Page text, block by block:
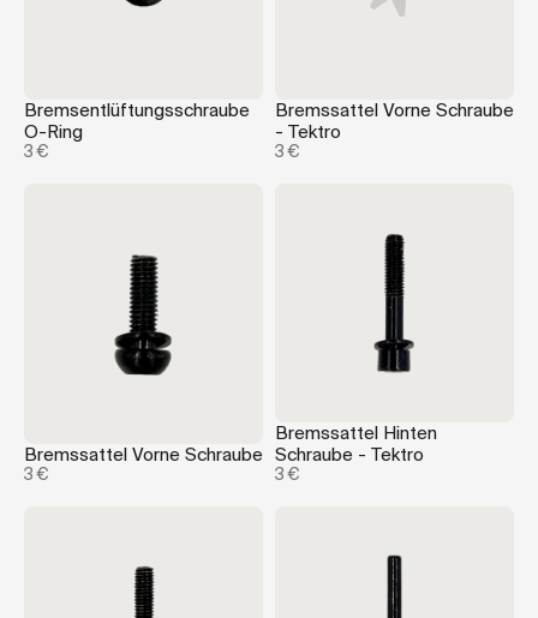
Bremsentlüftungsschraube
O-Ring
3 €
Bremssattel Vorne Schraube
- Tektro
3 €
Bremssattel Vorne Schraube
3 €
Bremssattel Hinten
Schraube - Tektro
3 €